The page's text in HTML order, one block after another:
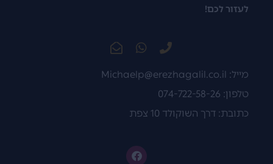
לעזור לכם!
מייל:Michaelp@erezhagalil.co.il
טלפון: 074-722-58-26
כתובת: דרך השוקולד 10 צפת